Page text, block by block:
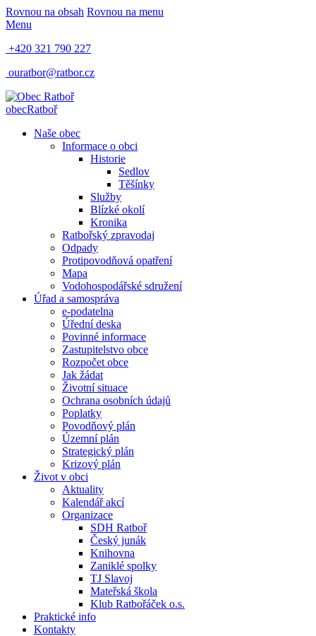
Rovnou na obsah Rovnou na menu
Menu
+420 321 790 227
ouratbor@ratbor.cz
obecRatboř
Naše obec
Informace o obci
Historie
Sedlov
Těšínky
Služby
Blízké okolí
Kronika
Ratbořský zpravodaj
Odpady
Protipovodňová opatření
Mapa
Vodohospodářské sdružení
Úřad a samospráva
e-podatelna
Úřední deska
Povinné informace
Zastupitelstvo obce
Rozpočet obce
Jak žádat
Životní situace
Ochrana osobních údajů
Poplatky
Povodňový plán
Územní plán
Strategický plán
Krizový plán
Život v obci
Aktuality
Kalendář akcí
Organizace
SDH Ratboř
Český junák
Knihovna
Zaniklé spolky
TJ Slavoj
Mateřská škola
Klub Ratbořáček o.s.
Praktické info
Kontakty